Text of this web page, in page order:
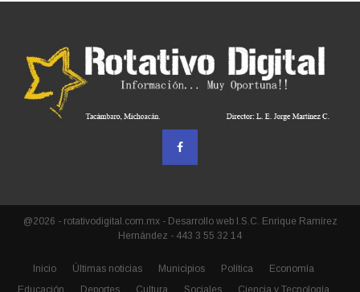
@2026 - rotativodigital.com.mx - Desarrollo web I.S.C. Enrique Ramírez
Hernández - 443 3 55 32 14
Inicio Últimas noticias Municipios Política
Economía
Educación
Deportes Cultura Sociales Ciencia y Tecnología